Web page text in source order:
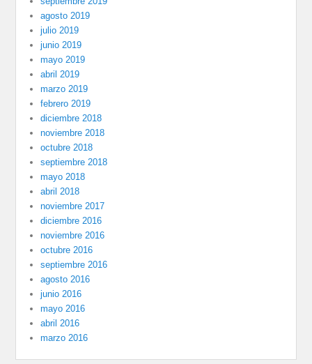
agosto 2019
julio 2019
junio 2019
mayo 2019
abril 2019
marzo 2019
febrero 2019
diciembre 2018
noviembre 2018
octubre 2018
septiembre 2018
mayo 2018
abril 2018
noviembre 2017
diciembre 2016
noviembre 2016
octubre 2016
septiembre 2016
agosto 2016
junio 2016
mayo 2016
abril 2016
marzo 2016